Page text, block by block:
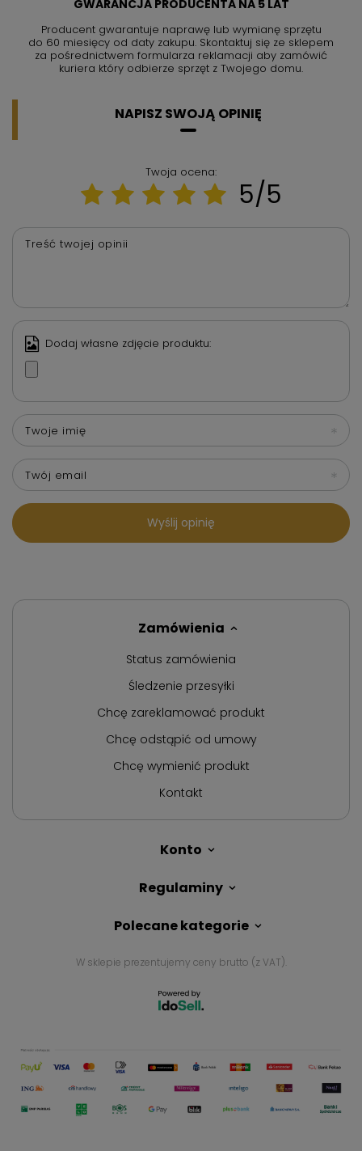
GWARANCJA PRODUCENTA NA 5 LAT
Producent gwarantuje naprawę lub wymianę sprzętu
do 60 miesięcy od daty zakupu. Skontaktuj się ze sklepem
za pośrednictwem formularza reklamacji aby zamówić
kuriera który odbierze sprzęt z Twojego domu.
NAPISZ SWOJĄ OPINIĘ
Twoja ocena:
5/5
Treść twojej opinii
Dodaj własne zdjęcie produktu:
Twoje imię
Twój email
Wyślij opinię
Zamówienia
Status zamówienia
Śledzenie przesyłki
Chcę zareklamować produkt
Chcę odstąpić od umowy
Chcę wymienić produkt
Kontakt
Konto
Regulaminy
Polecane kategorie
W sklepie prezentujemy ceny brutto (z VAT).